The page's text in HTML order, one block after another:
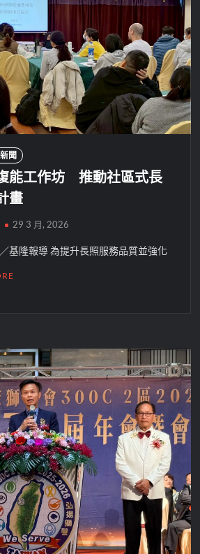
聞
能工作坊 推動社區式長
畫
29 3 月, 2026
基隆報導 為提升長照服務品質並強化